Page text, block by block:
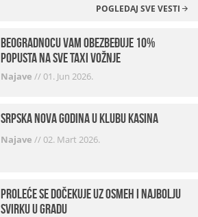
POGLEDAJ SVE VESTI
beogradnocu vam obezbeđuje 10%
popusta na sve taxi vožnje
Najave //01. Jun 2026.
Srpska Nova godina u klubu Kasina
Najave //02. Mart 2026.
Proleće se dočekuje uz osmeh i najbolju
svirku u gradu